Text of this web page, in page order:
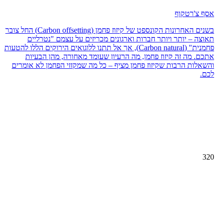
אסף צ'רטקוף
בשנים האחרונות הקונספט של קיזוז פחמן (Carbon offsetting) החל צובר
תאוצה – יותר ויותר חברות וארגונים מכריזים על עצמם "נטרליים
פחמנית" (Carbon natural), אך אל תתנו ללוגואים הירוקים הללו להטעות
אתכם. מה זה קיזוז פחמן, מה הרעיון שעומד מאחורה, מהן הבעיות
והשאלות הרבות שקיזוז פחמן מציף – כל מה שמקזזי הפחמן לא אומרים
לכם.
320